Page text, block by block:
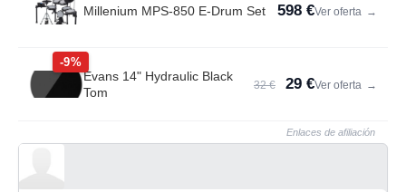
Millenium MPS-850 E-Drum Set 598 €Ver oferta →
-9%
Evans 14" Hydraulic Black
Tom
32 € 29 €Ver oferta →
Enlaces de afiliación